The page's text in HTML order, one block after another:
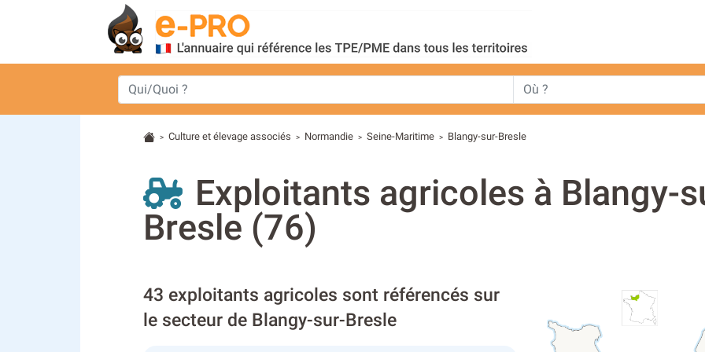
> Culture et élevage associés > Normandie > Seine-Maritime > Blangy-sur-Bresle
Exploitants agricoles à Blangy-
Bresle (76)
43 exploitants agricoles sont référencés sur
le secteur de Blangy-sur-Bresle